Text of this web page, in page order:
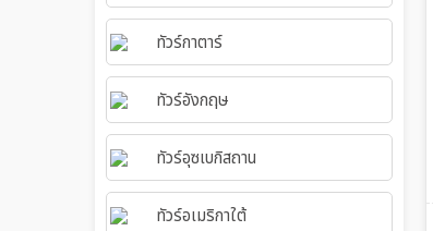
ทัวร์กาตาร์
ทัวร์อังกฤษ
ทัวร์อุซเบกิสถาน
ทัวร์อเมริกาใต้